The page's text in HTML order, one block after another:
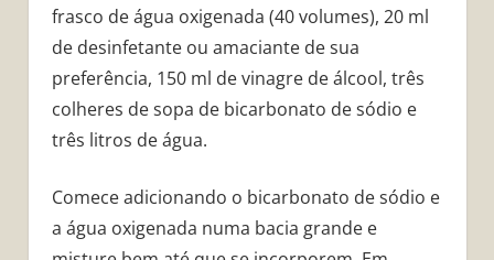
frasco de água oxigenada (40 volumes), 20 ml
de desinfetante ou amaciante de sua
preferência, 150 ml de vinagre de álcool, três
colheres de sopa de bicarbonato de sódio e
três litros de água.
Comece adicionando o bicarbonato de sódio e
a água oxigenada numa bacia grande e